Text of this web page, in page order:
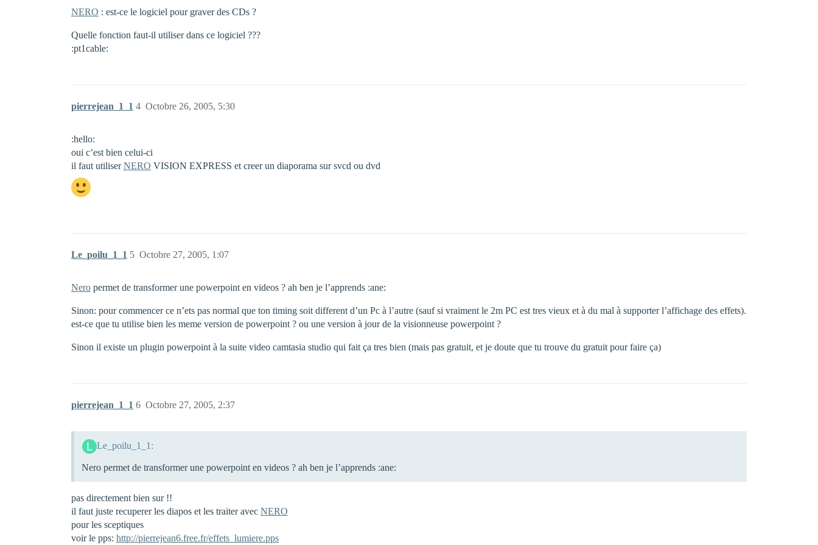
NERO : est-ce le logiciel pour graver des CDs ?
Quelle fonction faut-il utiliser dans ce logiciel ???
:pt1cable:
pierrejean_1_1 Octobre 26, 2005, 5:30
4
:hello:
oui c’est bien celui-ci
il faut utiliserNERO VISION EXPRESS et creer un diaporama sur svcd ou dvd
Le_poilu_1_1 Octobre 27, 2005, 1:07
5
Nero permet de transformer une powerpoint en videos ? ah ben je l’apprends :ane:
Sinon: pour commencer ce n’ets pas normal que ton timing soit different d’un Pc à l’autre (sauf si vraiment le 2m PC est tres vieux et à du mal à supporter l’affichage des effets).
est-ce que tu utilise bien les meme version de powerpoint ? ou une version à jour de la visionneuse powerpoint ?
Sinon il existe un plugin powerpoint à la suite video camtasia studio qui fait ça tres bien (mais pas gratuit, et je doute que tu trouve du gratuit pour faire ça)
pierrejean_1_1 Octobre 27, 2005, 2:37
6
Le_poilu_1_1:
Nero permet de transformer une powerpoint en videos ? ah ben je l’apprends :ane:
pas directement bien sur !!
il faut juste recuperer les diapos et les traiter avec NERO
pour les sceptiques
voir le pps: http://pierrejean6.free.fr/effets_lumiere.pps